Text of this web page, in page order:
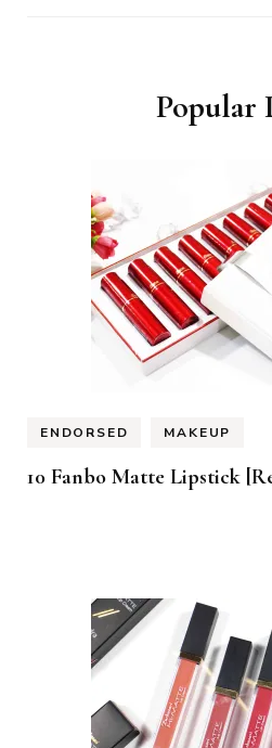
Popular
ENDORSED MAKEUP
10 Fanbo Matte Lipstick